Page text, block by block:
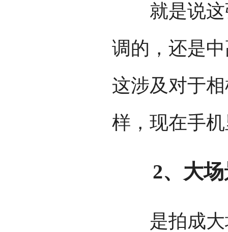
就是说这
调的，还是
这涉及对于
样，现在手
2、大场
是拍成大